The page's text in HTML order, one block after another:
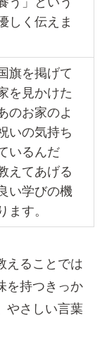
しく伝えま
旗を掲げて
を見かけた
のお家のよ
いの気持ち
いるんだ
えてあげる
い学びの機
ます。
えることでは
を持つきっか
やさしい言葉